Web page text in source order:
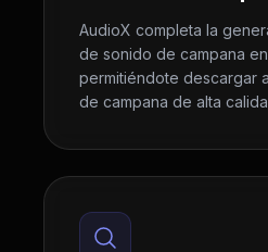
AudioX completa la
de sonido de campana
permitiéndote descargar
de campana de alta